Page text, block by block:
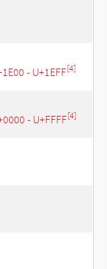
- U+1EFF[4]
- U+FFFF[4]